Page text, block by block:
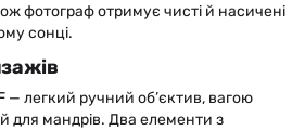
фотограф отримує чисті й насичені
сонці.
— легкий ручний об’єктив, вагою
для мандрів. Два елементи з